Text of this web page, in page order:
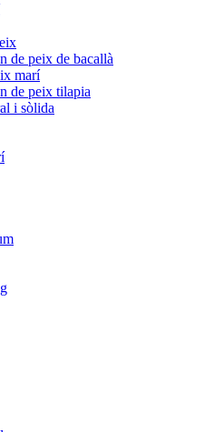
de peix de bacallà
marí
de peix tilapia
i sòlida